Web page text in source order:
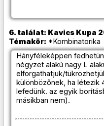
6. találat: Kavics Kupa
Témakör:
Hányféleképpen
négyzet alakú nagy L
elforgathatjuk/
különbözőnek, ha létezik
lefedünk. az egyik
másikban nem).